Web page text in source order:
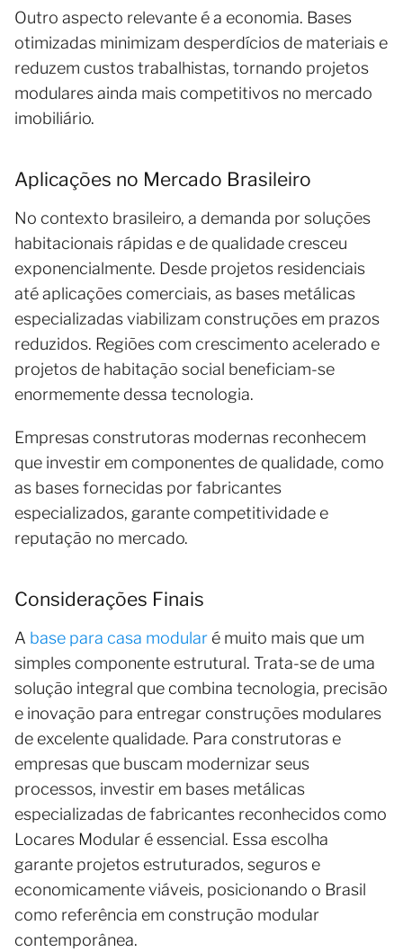
Outro aspecto relevante é a economia. Bases
otimizadas minimizam desperdícios de materiais e
reduzem custos trabalhistas, tornando projetos
modulares ainda mais competitivos no mercado
imobiliário.
Aplicações no Mercado Brasileiro
No contexto brasileiro, a demanda por soluções
habitacionais rápidas e de qualidade cresceu
exponencialmente. Desde projetos residenciais
até aplicações comerciais, as bases metálicas
especializadas viabilizam construções em prazos
reduzidos. Regiões com crescimento acelerado e
projetos de habitação social beneficiam-se
enormemente dessa tecnologia.
Empresas construtoras modernas reconhecem
que investir em componentes de qualidade, como
as bases fornecidas por fabricantes
especializados, garante competitividade e
reputação no mercado.
Considerações Finais
A base para casa modular é muito mais que um
simples componente estrutural. Trata-se de uma
solução integral que combina tecnologia, precisão
e inovação para entregar construções modulares
de excelente qualidade. Para construtoras e
empresas que buscam modernizar seus
processos, investir em bases metálicas
especializadas de fabricantes reconhecidos como
Locares Modular é essencial. Essa escolha
garante projetos estruturados, seguros e
economicamente viáveis, posicionando o Brasil
como referência em construção modular
contemporânea.